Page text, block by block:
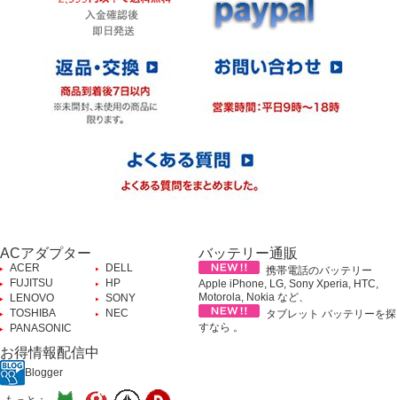
ACアダプター
ACER
DELL
FUJITSU
HP
LENOVO
SONY
TOSHIBA
NEC
PANASONIC
バッテリー通販
携帯電話のバッテリー
Apple iPhone, LG, Sony Xperia, HTC,
Motorola, Nokia など、
タブレット バッテリーを探
すなら 。
お得情報配信中
Blogger